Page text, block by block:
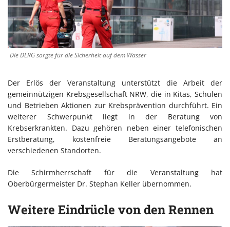
Die DLRG sorgte für die Sicherheit auf dem Wasser
Der Erlös der Veranstaltung unterstützt die Arbeit der
gemeinnützigen Krebsgesellschaft NRW, die in Kitas, Schulen
und Betrieben Aktionen zur Krebsprävention durchführt. Ein
weiterer Schwerpunkt liegt in der Beratung von
Krebserkrankten. Dazu gehören neben einer telefonischen
Erstberatung, kostenfreie Beratungsangebote an
verschiedenen Standorten.
Die Schirmherrschaft für die Veranstaltung hat
Oberbürgermeister Dr. Stephan Keller übernommen.
Weitere Eindrücle von den Rennen